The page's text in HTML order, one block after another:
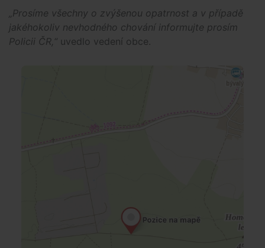
„Prosíme všechny o zvýšenou opatrnost a v případě
jakéhokoliv nevhodného chování informujte prosím
Policii ČR,“ uvedlo vedení obce.